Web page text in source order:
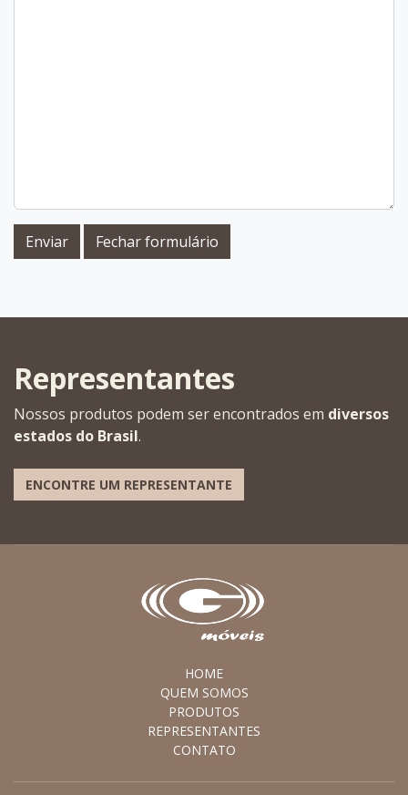
Enviar Fechar formulário
Representantes
Nossos produtos podem ser encontrados em diversos
estados do Brasil.
ENCONTRE UM REPRESENTANTE
HOME
QUEM SOMOS
PRODUTOS
REPRESENTANTES
CONTATO